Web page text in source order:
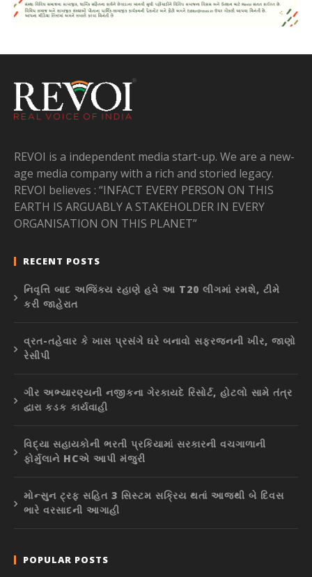
REVOI is a independent media start-up. We are a new-
age media company with a rich and storied legacy.
REVOI believes : “INFACT EVERY PERSON ON THIS
EARTH IS ARGUABLY A STAKEHOLDER IN EVERY
ORGANISATION ON THIS PLANET”
RECENT POSTS
નિવૃત્તિ બાદ અજિંક્ય રહાણે હવે આ T20 લીગમાં રમશે, ટીમે
કરી જાહેરાત
વ્રત-તહેવાર કે ખાસ પ્રસંગે ઘરે બનાવો સફરજનની ખીર, જાણો
રેસીપી
ગીર અભ્યારણ્યની નજીકના ગેરકાયદે રિસોર્ટ, હોટલો સામે તંત્ર
દ્વારા કડક કાર્યવાહી
વિદ્યા સહાયકોની ભરતી પ્રકિયામાં સરકારની વચગાળાની
ફોર્મુલાને HCએ આપી મંજુરી
મોન્સુન ટ્રફ સહિત 3 સિસ્ટમ સક્રિય થતાં આજથી બે દિવસ
ભારે વરસાદની આગાહી
POPULAR POSTS